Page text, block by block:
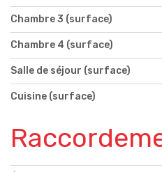
Chambre 3 (surface)
Chambre 4 (surface)
Salle de séjour (surface)
Cuisine (surface)